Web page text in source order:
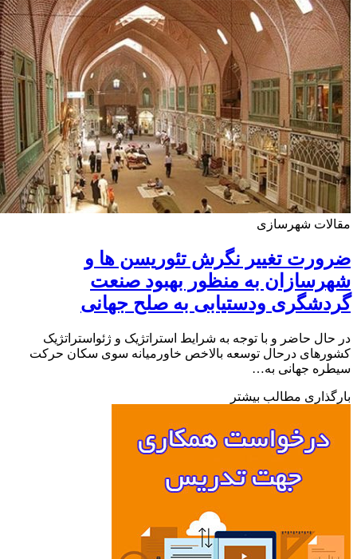
شهرسازی
تغییر نگرش تئوریسن ها و
به منظور بهبود صنعت
ودستیابی به صلح جهانی
حاضر و با توجه به شرایط استراتژیک و ژئواستراتژیک
درحال توسعه بالاخص خاورمیانه سوی سکان حرکت
جهانی به…
مطالب بیشتر